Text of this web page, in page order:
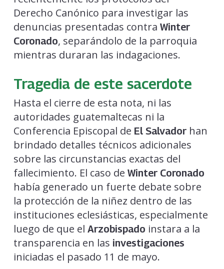
Derecho Canónico para investigar las
denuncias presentadas contra Winter
Coronado, separándolo de la parroquia
mientras duraran las indagaciones.
Tragedia de este sacerdote
Hasta el cierre de esta nota, ni las
autoridades guatemaltecas ni la
Conferencia Episcopal de El Salvadorhan
brindado detalles técnicos adicionales
sobre las circunstancias exactas del
fallecimiento. El caso de Winter Coronado
había generado un fuerte debate sobre
la protección de la niñez dentro de las
instituciones eclesiásticas, especialmente
luego de que el Arzobispado instara a la
transparencia en las investigaciones
iniciadas el pasado 11 de mayo.